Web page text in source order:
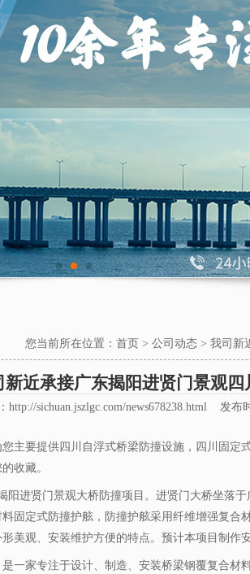
您当前所在位置： 首页 > 公司动态 > 我司新
新近承接广东揭阳进贤门景观四
http://sichuan.jszlgc.com/news678238.html 发布
主要提供四川自浮式桥梁防撞设施 ，四川固定
收藏。
阳进贤门景观大桥防撞项目。进贤门大桥坐落
固定式防撞护舷，防撞护舷采用纤维增强复合
美观、安装维护方便的特点。预计本项目制作
一家专注于设计、制造、安装桥梁钢覆复合材